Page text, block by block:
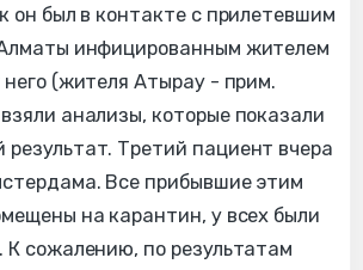
он был в контакте с прилетевшим
инфицированным жителем
(жителя Атырау - прим.
анализы, которые показали
результат. Третий пациент вчера
Все прибывшие этим
на карантин, у всех были
К сожалению, по результатам